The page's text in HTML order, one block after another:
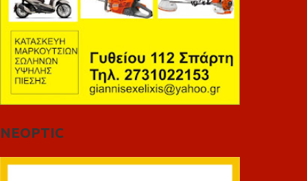
NEOPTIC